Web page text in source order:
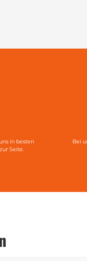
in besten
Seite.
Bei